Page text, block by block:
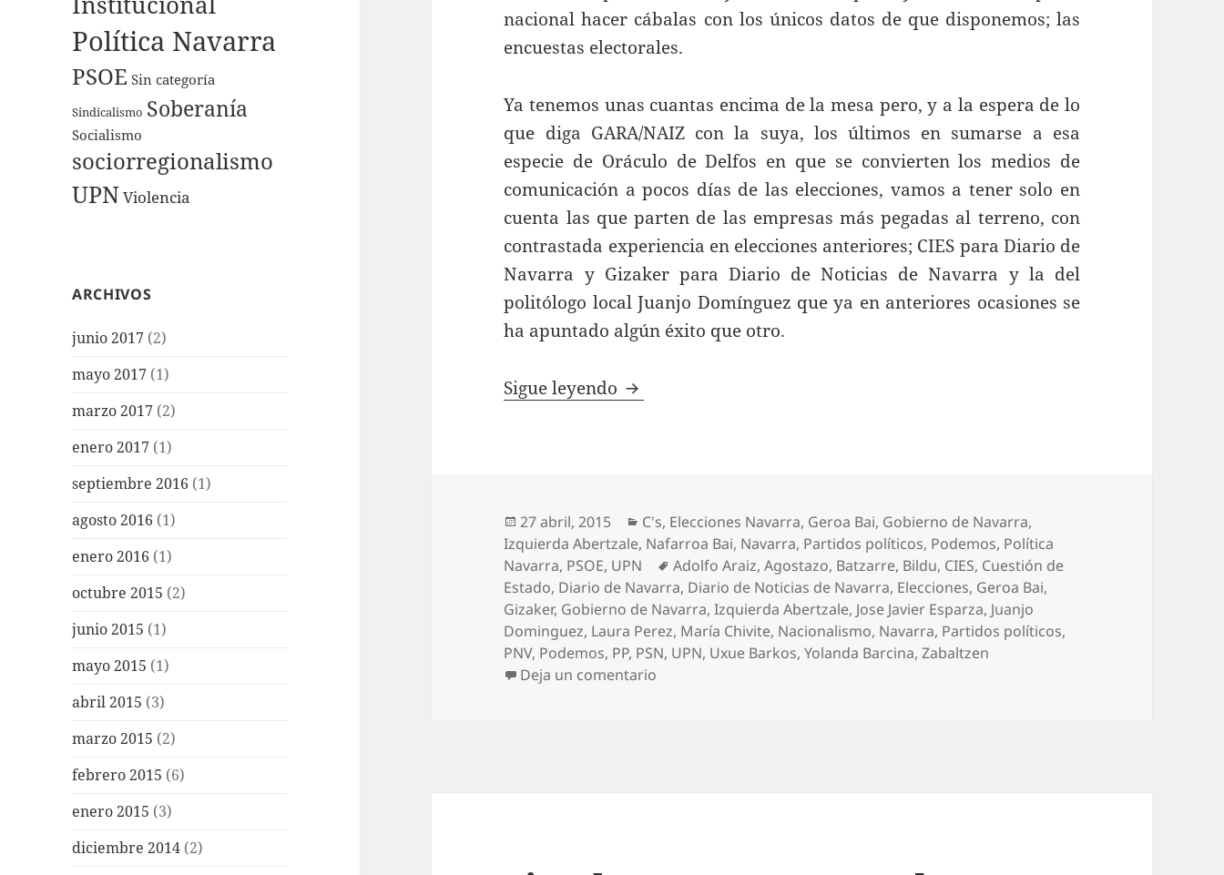
Política Navarra
PSOE Sin categoría
Sindicalismo Soberanía
Socialismo
sociorregionalismo
UPNViolencia
ARCHIVOS
junio 2017 (2)
mayo 2017 (1)
marzo 2017 (2)
enero 2017 (1)
septiembre 2016 (1)
agosto 2016 (1)
enero 2016 (1)
octubre 2015 (2)
junio 2015 (1)
mayo 2015 (1)
abril 2015 (3)
marzo 2015 (2)
febrero 2015 (6)
enero 2015 (3)
diciembre 2014 (2)
nacional hacer cábalas con los únicos datos de que disponemos; las
encuestas electorales.
Ya tenemos unas cuantas encima de la mesa pero, y a la espera de lo
que diga GARA/NAIZ con la suya, los últimos en sumarse a esa
especie de Oráculo de Delfos en que se convierten los medios de
comunicación a pocos días de las elecciones, vamos a tener solo en
cuenta las que parten de las empresas más pegadas al terreno, con
contrastada experiencia en elecciones anteriores; CIES para Diario de
Navarra y Gizaker para Diario de Noticias de Navarra y la del
politólogo local Juanjo Domínguez que ya en anteriores ocasiones se
ha apuntado algún éxito que otro.
Sigue leyendo El laberinto navarro; encuestas, cambio, líneas rojas y pactos…
Publicado
el
27 abril, 2015 Categorías
C's, Elecciones Navarra, Geroa Bai, Gobierno de Navarra,
Izquierda Abertzale, Nafarroa Bai, Navarra, Partidos políticos, Podemos, Política
Navarra, PSOE, UPN Etiquetas
Adolfo Araiz,Agostazo, Batzarre, Bildu, CIES, Cuestión de
Estado, Diario de Navarra, Diario de Noticias de Navarra, Elecciones, Geroa Bai,
Gizaker, Gobierno de Navarra,Izquierda Abertzale, Jose Javier Esparza, Juanjo
Dominguez, Laura Perez, María Chivite, Nacionalismo, Navarra, Partidos políticos,
PNV, Podemos, PP, PSN, UPN, Uxue Barkos,Yolanda Barcina,Zabaltzen
Deja un comentario